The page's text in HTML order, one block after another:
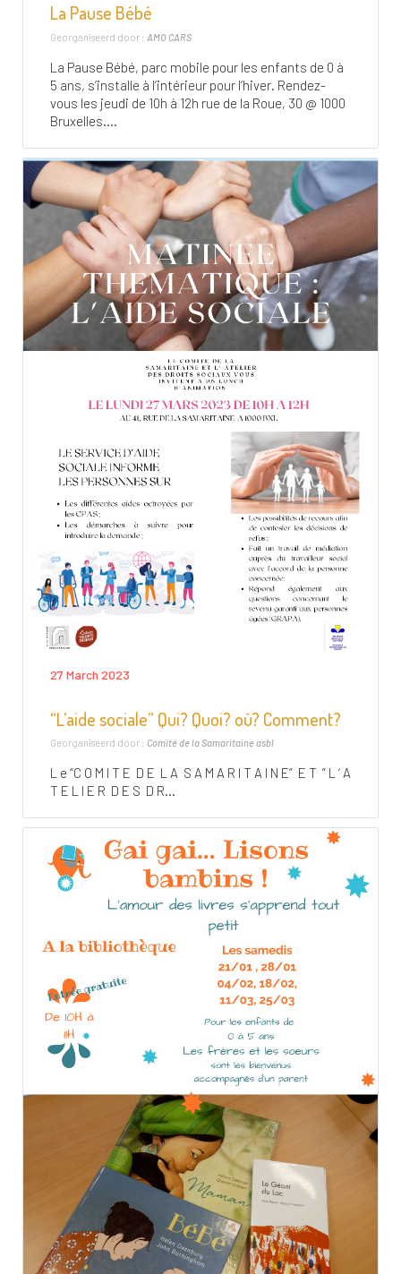
La Pause Bébé
Georganiseerd door : AMO CARS
La Pause Bébé, parc mobile pour les enfants de 0 à
5 ans, s’installe à l’intérieur pour l’hiver. Rendez-
vous les jeudi de 10h à 12h rue de la Roue, 30 @ 1000
Bruxelles....
27 March 2023
“L’aide sociale” Qui? Quoi? où? Comment?
Georganiseerd door : Comité de la Samaritaine asbl
L e “C O M I T E D E L A S A M A R I T A I N E” E T ” L ‘ A
T E L I E R D E S D R...